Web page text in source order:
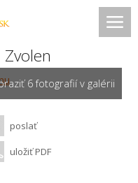
Zvolen
6 fotografií v galérii
poslať
uložiť PDF